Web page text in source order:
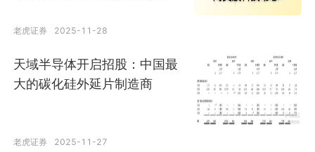
老虎证券 2025-11-28
天域半导体开启招股：中国最
大的碳化硅外延片制造商
老虎证券 2025-11-27